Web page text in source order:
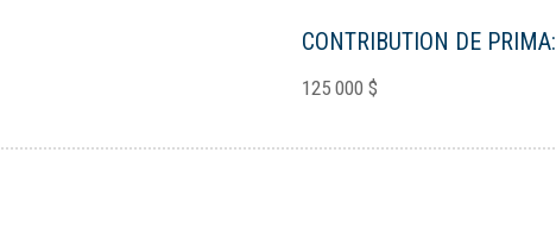
CONTRIBUTION DE PRIMA:
125 000 $